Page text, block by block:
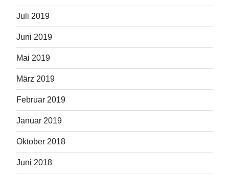
Juli 2019
Juni 2019
Mai 2019
März 2019
Februar 2019
Januar 2019
Oktober 2018
Juni 2018